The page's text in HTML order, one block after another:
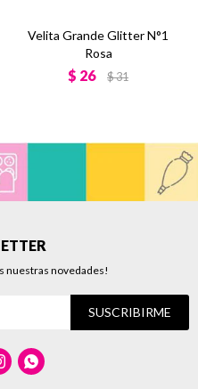
Velita Grande Glitter N°1
Rosa
$ 26 $31
nuestras novedades!
SUSCRIBIRME
